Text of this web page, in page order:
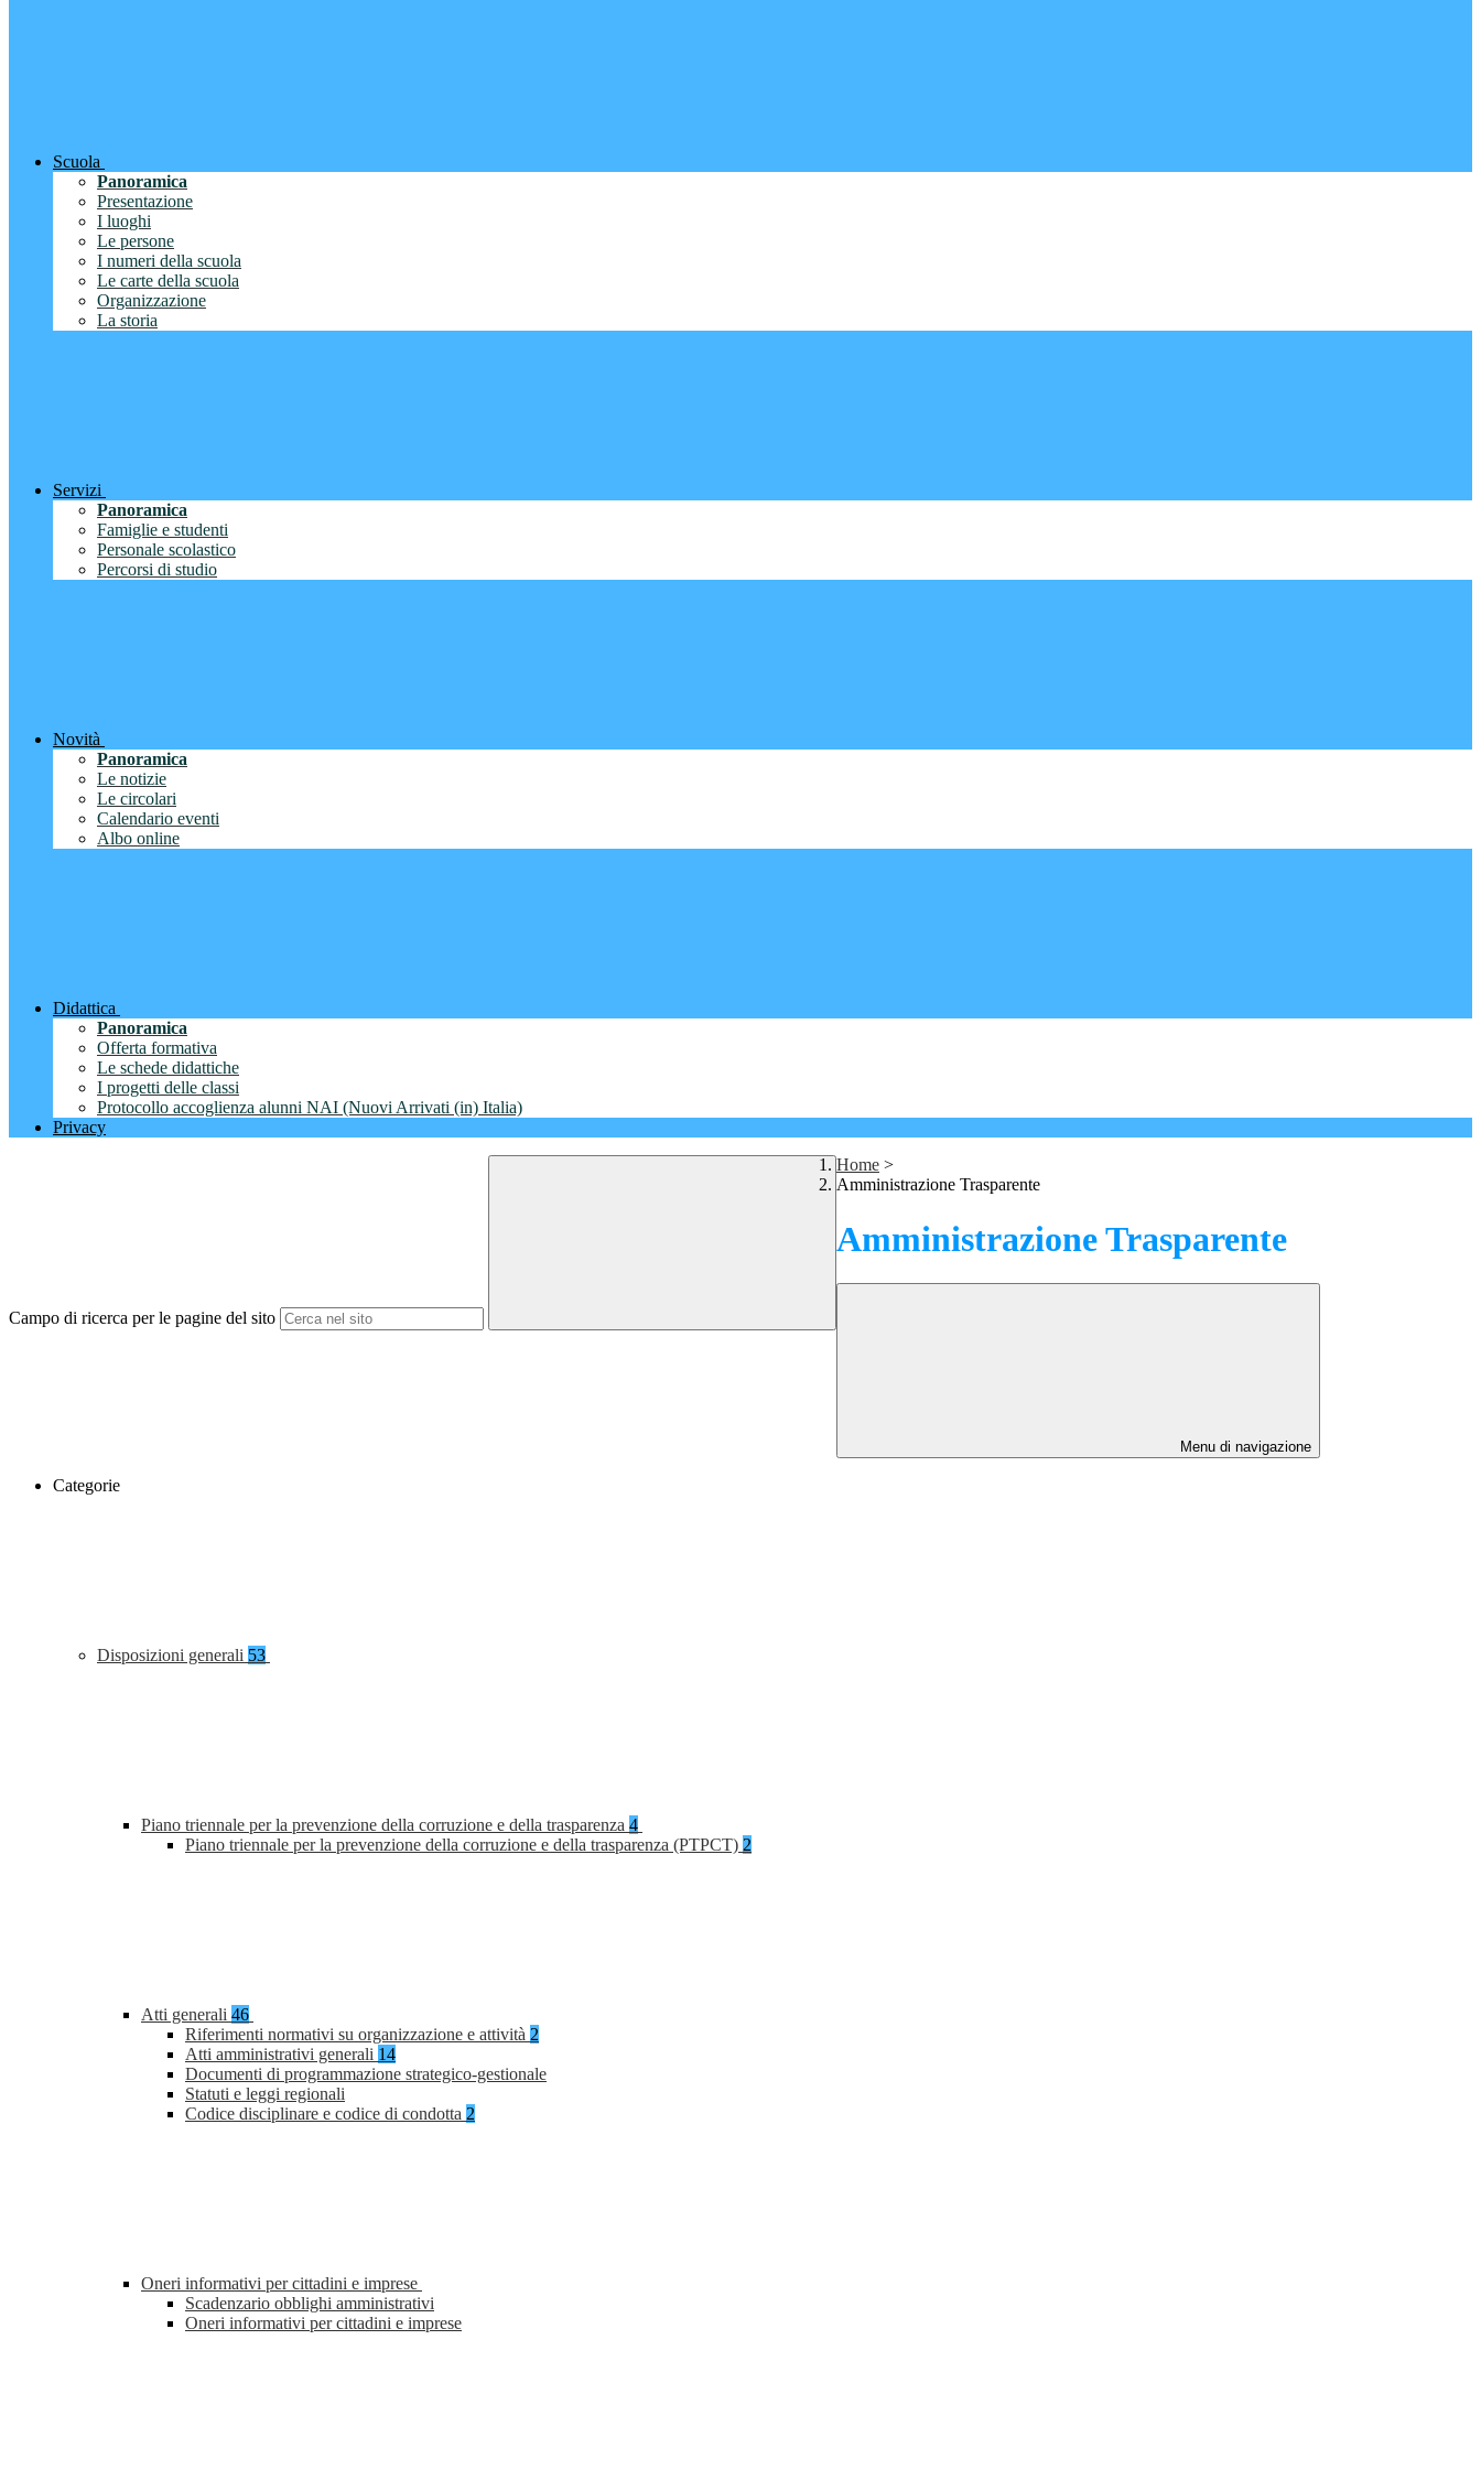
Scuola
Panoramica
Presentazione
I luoghi
Le persone
I numeri della scuola
Le carte della scuola
Organizzazione
La storia
Servizi
Panoramica
Famiglie e studenti
Personale scolastico
Percorsi di studio
Novità
Panoramica
Le notizie
Le circolari
Calendario eventi
Albo online
Didattica
Panoramica
Offerta formativa
Le schede didattiche
I progetti delle classi
Protocollo accoglienza alunni NAI (Nuovi Arrivati (in) Italia)
Privacy
Campo di ricerca per le pagine del sito
Home >
Amministrazione Trasparente
Amministrazione Trasparente
Menu di navigazione
Categorie
Disposizioni generali 53
Piano triennale per la prevenzione della corruzione e della trasparenza 4
Piano triennale per la prevenzione della corruzione e della trasparenza (PTPCT) 2
Atti generali 46
Riferimenti normativi su organizzazione e attività 2
Atti amministrativi generali 14
Documenti di programmazione strategico-gestionale
Statuti e leggi regionali
Codice disciplinare e codice di condotta 2
Oneri informativi per cittadini e imprese
Scadenzario obblighi amministrativi
Oneri informativi per cittadini e imprese